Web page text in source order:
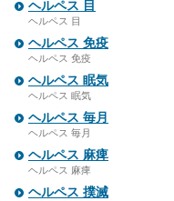
ヘルペス 目
ヘルペス 目
ヘルペス 免疫
ヘルペス 免疫
ヘルペス 眠気
ヘルペス 眠気
ヘルペス 毎月
ヘルペス 毎月
ヘルペス 麻痺
ヘルペス 麻痺
ヘルペス 撲滅